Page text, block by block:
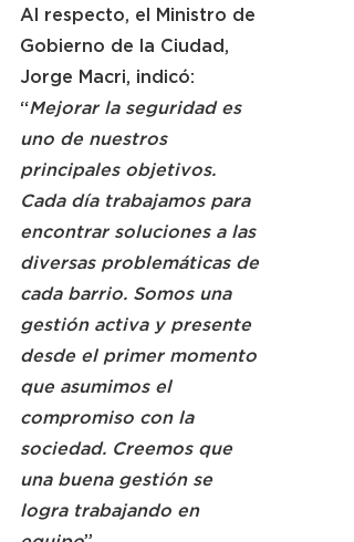
Al respecto, el Ministro de
Gobierno de la Ciudad,
Jorge Macri, indicó:
“Mejorar la seguridad es
uno de nuestros
principales objetivos.
Cada día trabajamos para
encontrar soluciones a las
diversas problemáticas de
cada barrio. Somos una
gestión activa y presente
desde el primer momento
que asumimos el
compromiso con la
sociedad. Creemos que
una buena gestión se
logra trabajando en